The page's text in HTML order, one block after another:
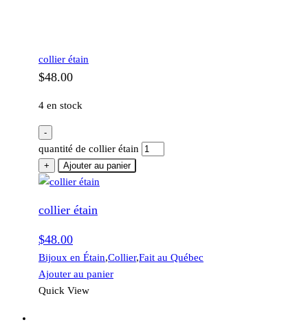
collier étain
$48.00
4 en stock
-
quantité de collier étain
+ Ajouter au panier
collier étain
$48.00
Bijoux en Étain,Collier,Fait au Québec
Ajouter au panier
Quick View